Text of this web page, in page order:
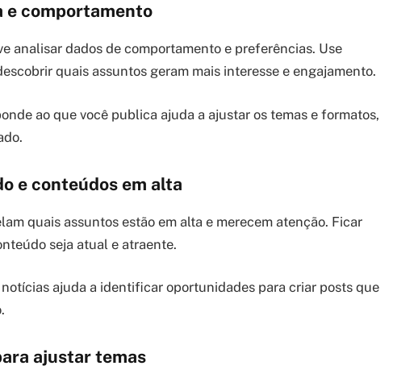
e comportamento
analisar dados de comportamento e preferências. Use
quais assuntos geram mais interesse e engajamento.
ao que você publica ajuda a ajustar os temas e formatos,
e conteúdos em alta
quais assuntos estão em alta e merecem atenção. Ficar
seja atual e atraente.
ajuda a identificar oportunidades para criar posts que
ajustar temas